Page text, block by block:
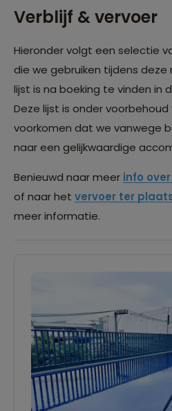
Verblijf & vervoer
Hieronder volgt een selectie
die we gebruiken tijdens
lijst is na boeking te vinden in
Deze lijst is onder voorbehoud
voorkomen dat we vanwege
naar een gelijkwaardige
Benieuwd naar meer info
of naar het vervoer ter
meer informatie.